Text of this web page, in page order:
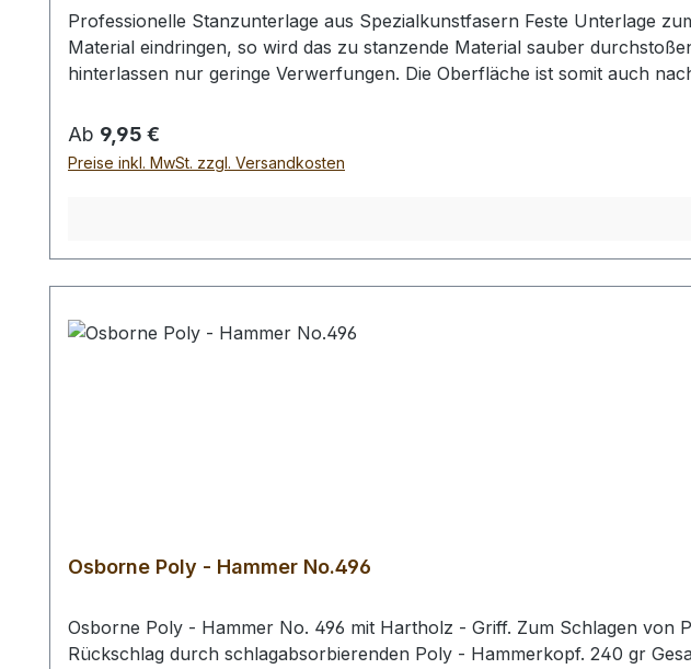
Professionelle Stanzunterlage aus Spezialkunstfasern Feste Unterlage
Material eindringen, so wird das zu stanzende Material sauber
hinterlassen nur geringe Verwerfungen. Die Oberfläche ist somit auch
Prickeisen und Chisels geeignet. Erhältlich in 3 unterschiedlichen
cm (Dicke 3 cm) Bei einer Bestellung von 1 Stück, erhalten Sie 1 Platte der
Regulärer Preis:
Ab 9,95 €
Preise inkl. MwSt. zzgl. Versandkosten
Osborne Poly - Hammer No.496
Osborne Poly - Hammer No. 496 mit Hartholz - Griff. Zum Schlagen von
Rückschlag durch schlagabsorbierenden Poly - Hammerkopf. 240 gr